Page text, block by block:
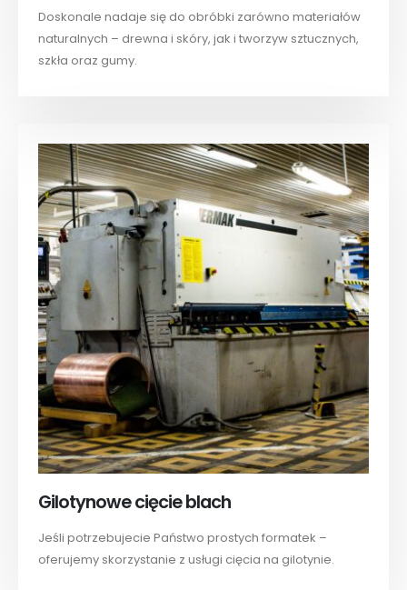
Doskonale nadaje się do obróbki zarówno materiałów
naturalnych – drewna i skóry, jak i tworzyw sztucznych,
szkła oraz gumy.
Gilotynowe cięcie blach
Jeśli potrzebujecie Państwo prostych formatek –
oferujemy skorzystanie z usługi cięcia na gilotynie.